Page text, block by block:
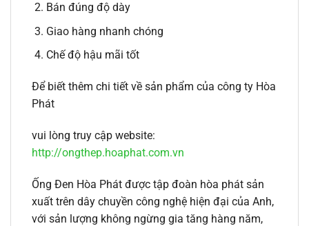
Bán đúng độ dày
Giao hàng nhanh chóng
Chế độ hậu mãi tốt
Để biết thêm chi tiết về sản phẩm của công ty Hòa
Phát
vui lòng truy cập website:
http://ongthep.hoaphat.com.vn
Ống Đen Hòa Phát được tập đoàn hòa phát sản
xuất trên dây chuyền công nghệ hiện đại của Anh,
với sản lượng không ngừng gia tăng hàng năm,